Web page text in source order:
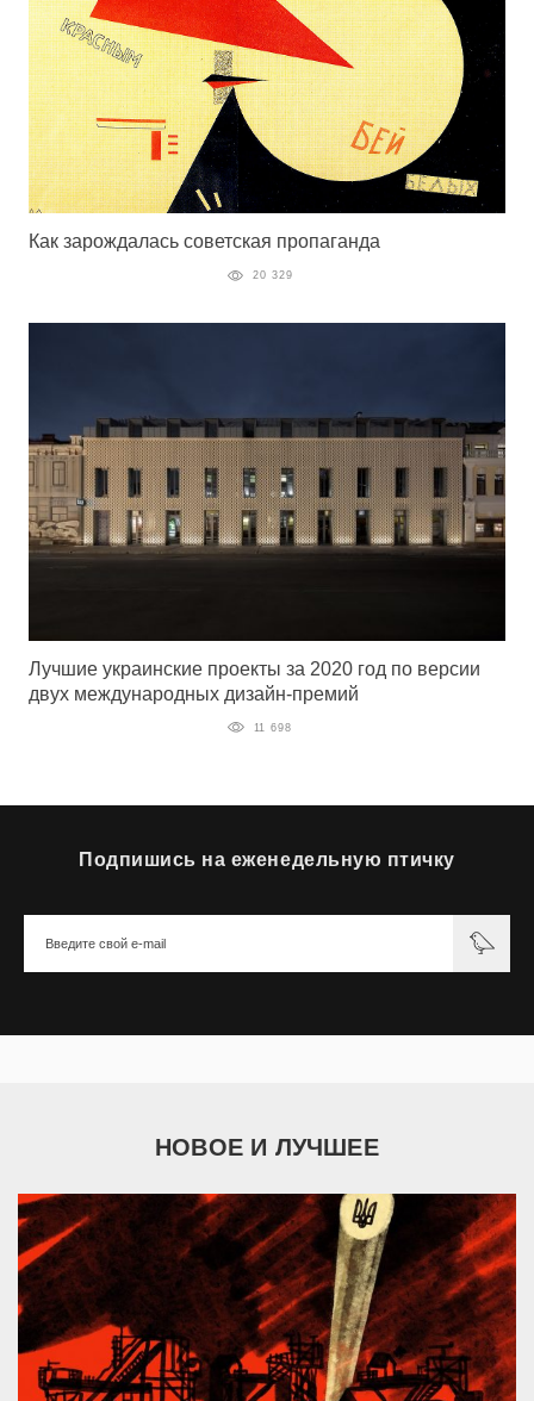
Как зарождалась советская пропаганда
20 329
Лучшие украинские проекты за 2020 год по версии
двух международных дизайн-премий
11 698
Подпишись на еженедельную птичку
НОВОЕ И ЛУЧШЕЕ